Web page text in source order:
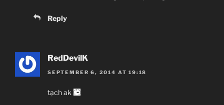
Reply
RedDevilK
SEPTEMBER 6, 2014 AT 19:18
tạch ak